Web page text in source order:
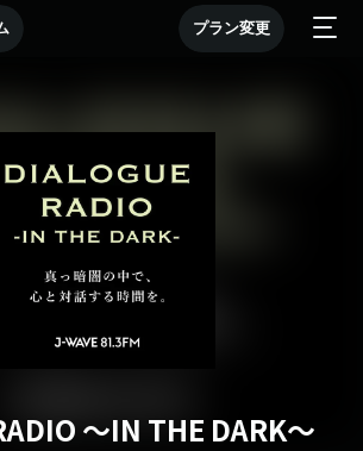
プラン変更
～IN THE DARK～